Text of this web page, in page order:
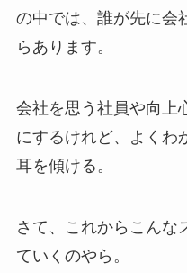
の中では、誰が先に会
らあります。
会社を思う社員や向上
にするけれど、よくわ
耳を傾ける。
さて、これからこんな
ていくのやら。